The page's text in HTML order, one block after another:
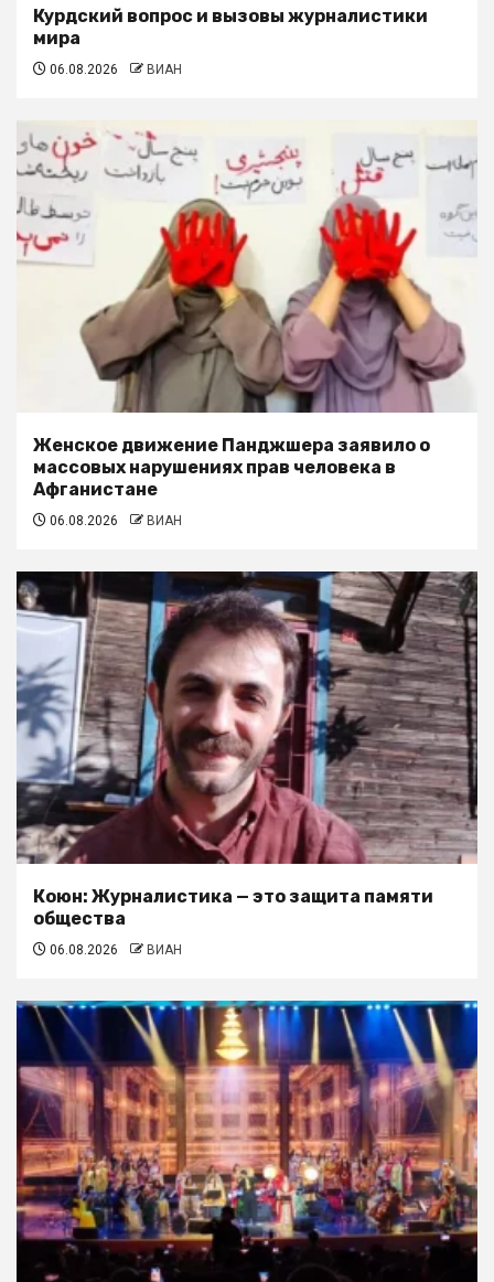
Курдский вопрос и вызовы журналистики
мира
06.08.2026 ВИАН
Женское движение Панджшера заявило о
массовых нарушениях прав человека в
Афганистане
06.08.2026 ВИАН
Коюн: Журналистика — это защита памяти
общества
06.08.2026 ВИАН